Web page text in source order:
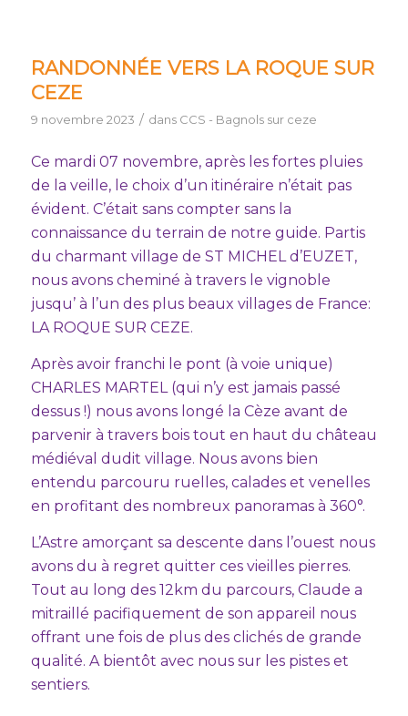
RANDONNÉE VERS LA ROQUE SUR
CEZE
9 novembre 2023 / dans CCS - Bagnols sur ceze
Ce mardi 07 novembre, après les fortes pluies
de la veille, le choix d’un itinéraire n’était pas
évident. C’était sans compter sans la
connaissance du terrain de notre guide. Partis
du charmant village de ST MICHEL d’EUZET,
nous avons cheminé à travers le vignoble
jusqu’ à l’un des plus beaux villages de France:
LA ROQUE SUR CEZE.
Après avoir franchi le pont (à voie unique)
CHARLES MARTEL (qui n’y est jamais passé
dessus !) nous avons longé la Cèze avant de
parvenir à travers bois tout en haut du château
médiéval dudit village. Nous avons bien
entendu parcouru ruelles, calades et venelles
en profitant des nombreux panoramas à 360°.
L’Astre amorçant sa descente dans l’ouest nous
avons du à regret quitter ces vieilles pierres.
Tout au long des 12km du parcours, Claude a
mitraillé pacifiquement de son appareil nous
offrant une fois de plus des clichés de grande
qualité. A bientôt avec nous sur les pistes et
sentiers.